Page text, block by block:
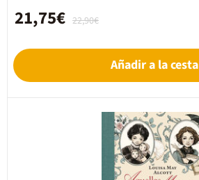
22,90€
21,75€
Añadir a la cesta